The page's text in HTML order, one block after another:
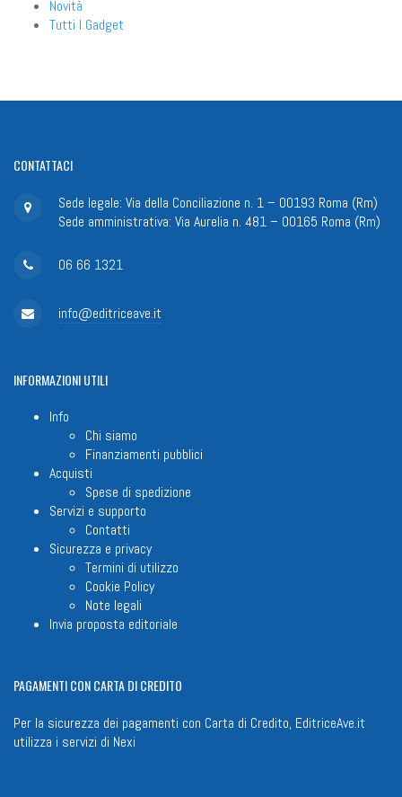
Novità
Tutti I Gadget
CONTATTACI
Sede legale: Via della Conciliazione n. 1 – 00193 Roma (Rm)
Sede amministrativa: Via Aurelia n. 481 – 00165 Roma (Rm)
06 66 1321
info@editriceave.it
INFORMAZIONIUTILI
Info
Chi siamo
Finanziamenti pubblici
Acquisti
Spese di spedizione
Servizi e supporto
Contatti
Sicurezza e privacy
Termini di utilizzo
Cookie Policy
Note legali
Invia proposta editoriale
PAGAMENTICON CARTA DI CREDITO
Per la sicurezza dei pagamenti con Carta di Credito, EditriceAve.it
utilizza i servizi di Nexi